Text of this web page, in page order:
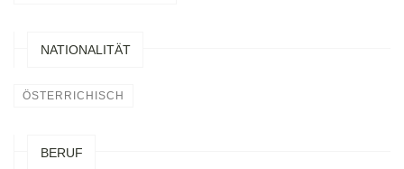
NATIONALITÄT
ÖSTERRICHISCH
BERUF